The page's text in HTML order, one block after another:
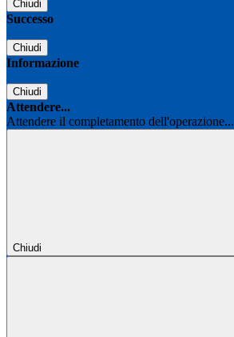
Chiudi
Successo
Chiudi
Informazione
Chiudi
Attendere...
Attendere il completamento dell'operazione...
Chiudi